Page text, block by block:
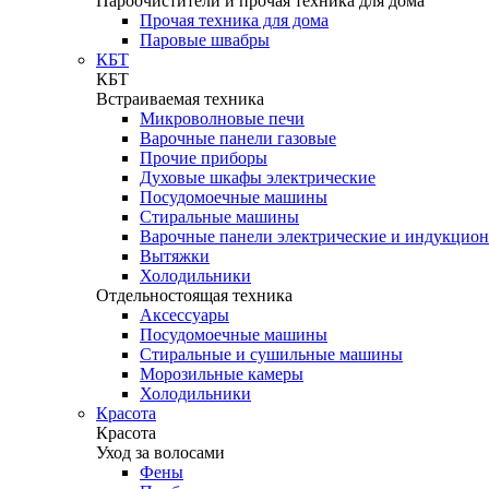
Прочая техника для дома
Паровые швабры
КБТ
КБТ
Встраиваемая техника
Микроволновые печи
Варочные панели газовые
Прочие приборы
Духовые шкафы электрические
Посудомоечные машины
Стиральные машины
Варочные панели электрические и
Вытяжки
Холодильники
Отдельностоящая техника
Аксессуары
Посудомоечные машины
Стиральные и сушильные машины
Морозильные камеры
Холодильники
Красота
Красота
Уход за волосами
Фены